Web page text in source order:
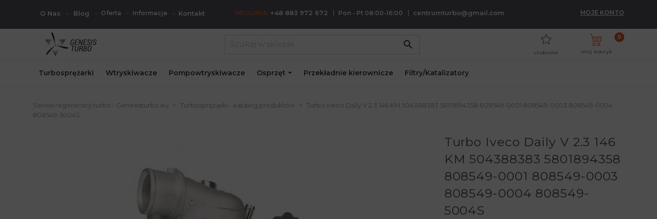
O Nas Blog Oferta Informacje Kontakt INFOLINIA: +48 883 972 672 Pon - Pt 08:00-16:00 centrumturbo@gmail.com MOJE KONTO
search
mój koszyk
0
ulubione
Turbosprężarki Wtryskiwacze Pompowtryskiwacze Osprzęt Przekładnie kierownicze Filtry/Katalizatory
Serwis regeneracji turbo - Genesisturbo.eu Turbosprężarki - katalog produktów
Turbo Iveco Daily V 2.3 146 KM 504388383 5801894358 808549-0001 808549-0003 808549-0004
808549-5004S
Turbo Iveco Daily V 2.3 146
KM 504388383 5801894358
808549-0001 808549-0003
808549-0004 808549-
5004S